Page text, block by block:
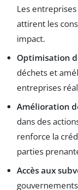
Les
attirent les
impact.
Optimisation
déchets et
entreprises
Amélioration
dans des
renforce la
parties
Accès aux